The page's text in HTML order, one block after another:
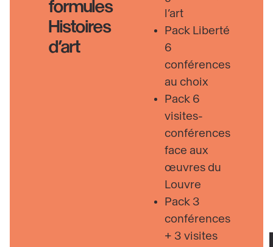
formules
Histoires
d’art
l’art
Pack Liberté
6
conférences
au choix
Pack 6
visites-
conférences
face aux
œuvres du
Louvre
Pack 3
conférences
+ 3 visites